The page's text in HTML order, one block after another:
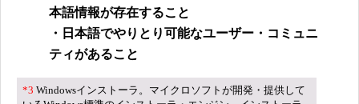
本語情報が存在すること
・日本語でやりとり可能なユーザー・コミュニ
ティがあること
*3 Windowsインストーラ。マイクロソフトが開発・提供して